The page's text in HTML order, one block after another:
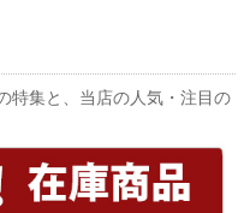
特集と、当店の人気・注目の